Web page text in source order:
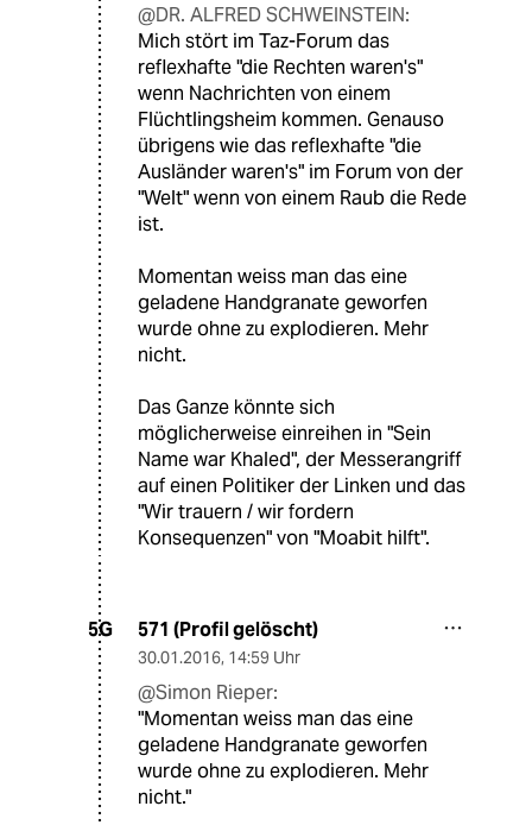
@DR. ALFRED SCHWEINSTEIN:
Mich stört im Taz-Forum das
reflexhafte "die Rechten waren's"
wenn Nachrichten von einem
Flüchtlingsheim kommen. Genauso
übrigens wie das reflexhafte "die
Ausländer waren's" im Forum von der
"Welt" wenn von einem Raub die Rede
ist.
Momentan weiss man das eine
geladene Handgranate geworfen
wurde ohne zu explodieren. Mehr
nicht.
Das Ganze könnte sich
möglicherweise einreihen in "Sein
Name war Khaled", der Messerangriff
auf einen Politiker der Linken und das
"Wir trauern / wir fordern
Konsequenzen" von "Moabit hilft".
5G 571 (Profil gelöscht)
30.01.2016, 14:59 Uhr
@Simon Rieper:
"Momentan weiss man das eine
geladene Handgranate geworfen
wurde ohne zu explodieren. Mehr
nicht."